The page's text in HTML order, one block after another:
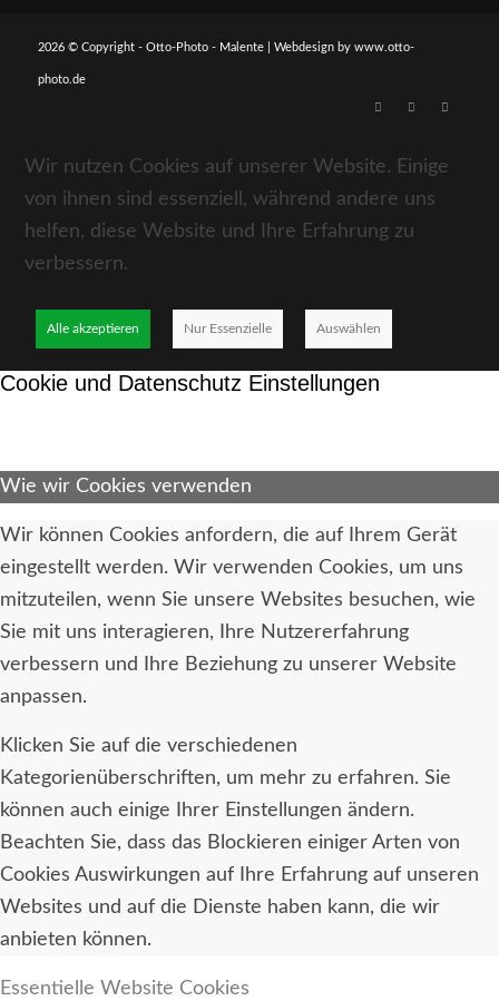
2026 © Copyright - Otto-Photo - Malente | Webdesign by www.otto-
photo.de
Wir nutzen Cookies auf unserer Website. Einige
von ihnen sind essenziell, während andere uns
helfen, diese Website und Ihre Erfahrung zu
verbessern.
Alle akzeptieren Nur Essenzielle Auswählen
Cookie und Datenschutz Einstellungen
Wie wir Cookies verwenden
Wir können Cookies anfordern, die auf Ihrem Gerät
eingestellt werden. Wir verwenden Cookies, um uns
mitzuteilen, wenn Sie unsere Websites besuchen, wie
Sie mit uns interagieren, Ihre Nutzererfahrung
verbessern und Ihre Beziehung zu unserer Website
anpassen.
Klicken Sie auf die verschiedenen
Kategorienüberschriften, um mehr zu erfahren. Sie
können auch einige Ihrer Einstellungen ändern.
Beachten Sie, dass das Blockieren einiger Arten von
Cookies Auswirkungen auf Ihre Erfahrung auf unseren
Websites und auf die Dienste haben kann, die wir
anbieten können.
Essentielle Website Cookies